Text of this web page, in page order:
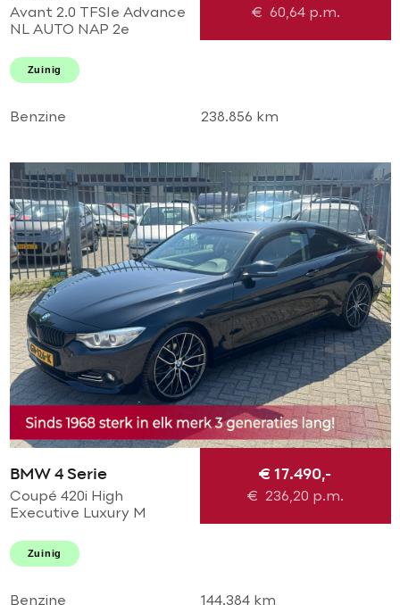
Avant 2.0 TFSIe Advance
NL AUTO NAP 2e
staat! Navi l Airco ECC l
Cruise l Trekhaak l PDC l
€ 60,64p.m.
Zuinig
Benzine 238.856 km
BMW 4 Serie
Coupé 420i High
Executive Luxury M
M sport l M 20'LMV l M
diffuser l Navi pro l
€ 17.490,-
€236,20 p.m.
Zuinig
Benzine 144.384 km